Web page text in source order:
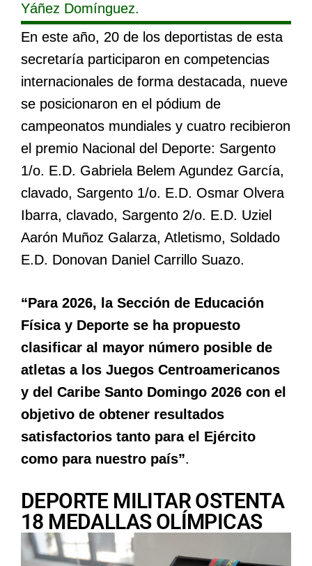
Yáñez Domínguez.
En este año, 20 de los deportistas de esta
secretaría participaron en competencias
internacionales de forma destacada, nueve
se posicionaron en el pódium de
campeonatos mundiales y cuatro recibieron
el premio Nacional del Deporte: Sargento
1/o. E.D. Gabriela Belem Agundez García,
clavado, Sargento 1/o. E.D. Osmar Olvera
Ibarra, clavado, Sargento 2/o. E.D. Uziel
Aarón Muñoz Galarza, Atletismo, Soldado
E.D. Donovan Daniel Carrillo Suazo.
“Para 2026, la Sección de Educación
Física y Deporte se ha propuesto
clasificar al mayor número posible de
atletas a los Juegos Centroamericanos
y del Caribe Santo Domingo 2026 con el
objetivo de obtener resultados
satisfactorios tanto para el Ejército
como para nuestro país”.
DEPORTE MILITAR OSTENTA
18 MEDALLAS OLÍMPICAS